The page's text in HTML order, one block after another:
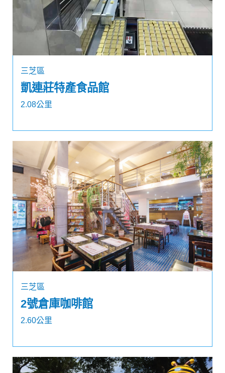
三芝區
凱連莊特產食品館
2.08公里
三芝區
2號倉庫咖啡館
2.60公里